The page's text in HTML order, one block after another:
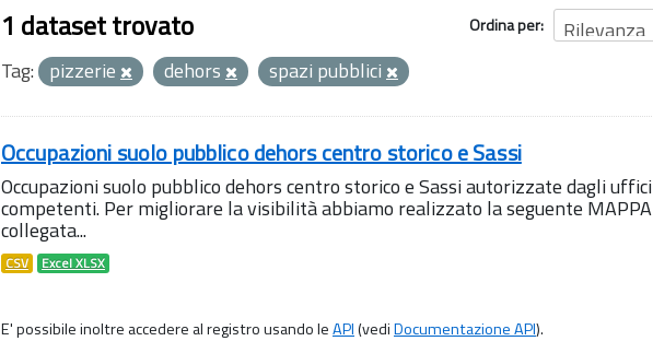
Ordina per
1 dataset trovato
Tag: pizzerie dehors spazi pubblici
Occupazioni suolo pubblico dehors centro storico e Sassi
Occupazioni suolo pubblico dehors centro storico e Sassi autorizzate dagli uffici
competenti. Per migliorare la visibilità abbiamo realizzato la seguente MAPPA
collegata...
CSV Excel XLSX
E' possibile inoltre accedere al registro usando leAPI(vediDocumentazione API).